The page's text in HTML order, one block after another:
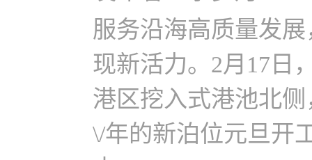
服务沿海高质量发
现新活力。2月17日
港区挖入式港池北
\/年的新泊位元旦开